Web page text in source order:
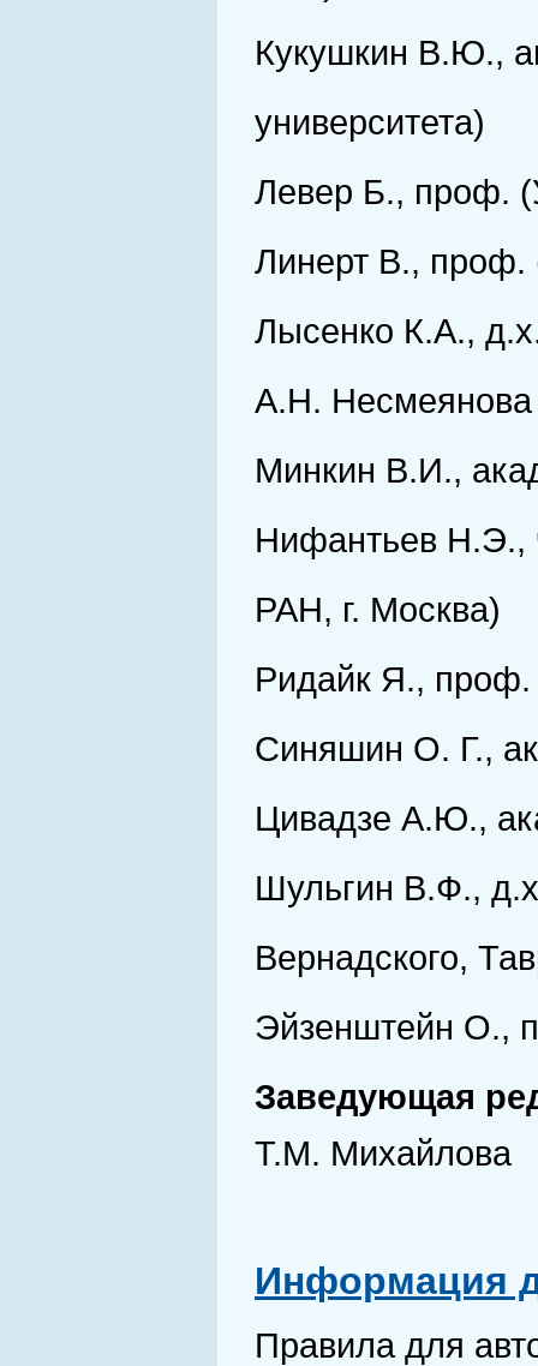
Кукушкин В.Ю.,
университета)
Левер Б., проф.
Линерт В., проф.
Лысенко К.А.,
А.Н.
Минкин В.И.,
Нифантьев Н.Э.,
РАН, г. Москва)
Ридайк Я., проф.
Синяшин О. Г.,
Цивадзе А.Ю.,
Шульгин В.Ф.,
Вернадского,
Эйзенштейн О.,
Заведующая
Т.М. Михайлова
Информация
Правила для